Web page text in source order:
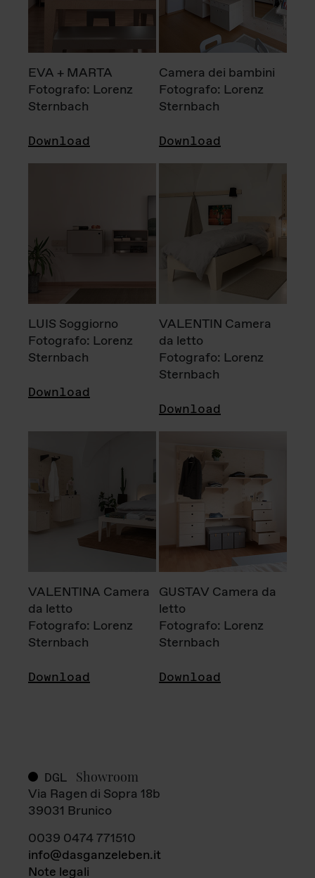
EVA + MARTA
Fotografo: Lorenz
Sternbach
Download
Camera dei bambini
Fotografo: Lorenz
Sternbach
Download
LUIS Soggiorno
Fotografo: Lorenz
Sternbach
Download
VALENTIN Camera
da letto
Fotografo: Lorenz
Sternbach
Download
VALENTINA Camera
da letto
Fotografo: Lorenz
Sternbach
Download
GUSTAV Camera da
letto
Fotografo: Lorenz
Sternbach
Download
DGL Showroom
Via Ragen di Sopra 18b
39031 Brunico
0039 0474 771510
info@dasganzeleben.it
Note legali